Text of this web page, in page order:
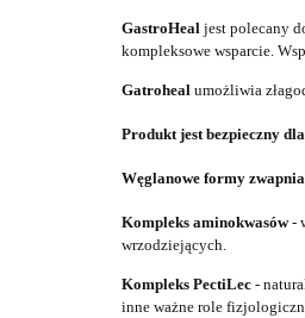
GastroHeal jest polecany
kompleksowe wsparcie.
Gatroheal umożliwia
Produkt jest bezpieczny
Węglanowe formy z
Kompleks aminokwasów-
wrzodziejących.
Kompleks PectiLec -
inne ważne role